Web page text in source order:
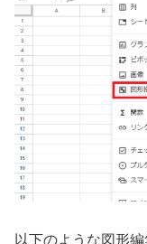
以下のような図形